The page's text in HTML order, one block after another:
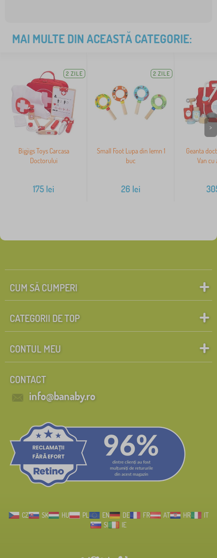
MAI MULTE DIN ACEASTĂ CATEGORIE:
2 ZILE
Bigjigs Toys Carcasa
Doctorului
175 lei
2 ZILE
Small Foot Lupa din lemn 1
buc
26 lei
Geanta
Van cu
>
CUM SĂ CUMPERI
CATEGORII DE TOP
CONTUL MEU
CONTACT
info@banaby.ro
CZ SK HU PL EN DE FR AT HR
IT
SI
IE